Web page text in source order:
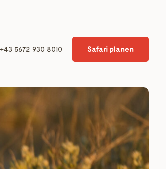
+43 5672 930 8010 Safari planen